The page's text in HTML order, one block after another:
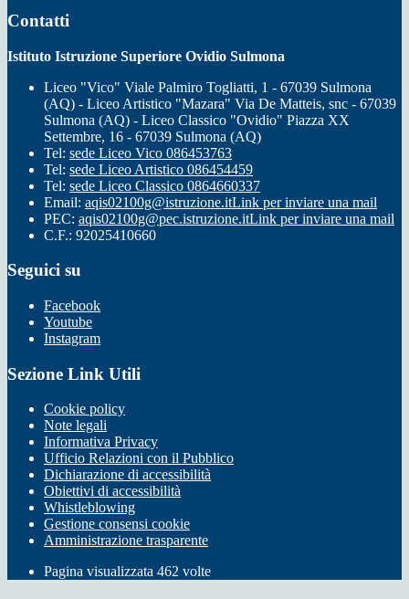
Contatti
Istituto Istruzione Superiore Ovidio Sulmona
Liceo "Vico" Viale Palmiro Togliatti, 1 - 67039 Sulmona
(AQ) - Liceo Artistico "Mazara" Via De Matteis, snc - 67039
Sulmona (AQ) - Liceo Classico "Ovidio" Piazza XX
Settembre, 16 - 67039 Sulmona (AQ)
Tel: sede Liceo Vico 086453763
Tel: sede Liceo Artistico 086454459
Tel: sede Liceo Classico 0864660337
Email: aqis02100g@istruzione.itLink per inviare una mail
PEC: aqis02100g@pec.istruzione.itLink per inviare una mail
C.F.: 92025410660
Seguici su
Facebook
Youtube
Instagram
Sezione Link Utili
Cookie policy
Note legali
Informativa Privacy
Ufficio Relazioni con il Pubblico
Dichiarazione di accessibilità
Obiettivi di accessibilità
Whistleblowing
Gestione consensi cookie
Amministrazione trasparente
Pagina visualizzata 462 volte